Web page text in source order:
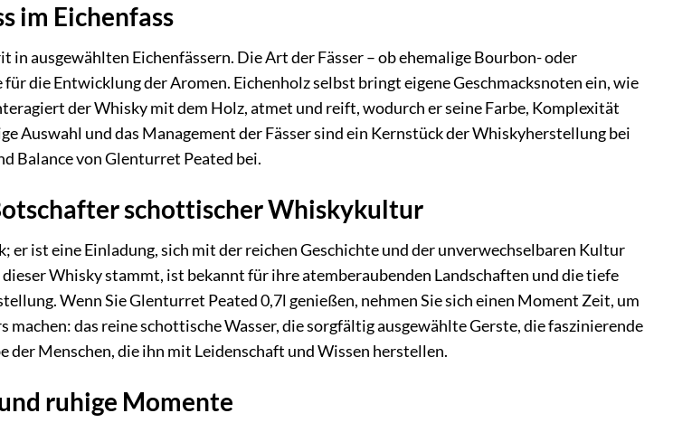
im Eichenfass
ausgewählten Eichenfässern. Die Art der Fässer – ob ehemalige Bourbon- oder
die Entwicklung der Aromen. Eichenholz selbst bringt eigene Geschmacksnoten ein, wie
der Whisky mit dem Holz, atmet und reift, wodurch er seine Farbe, Komplexität
Auswahl und das Management der Fässer sind ein Kernstück der Whiskyherstellung bei
Balance von Glenturret Peated bei.
schottischer Whiskykultur
er ist eine Einladung, sich mit der reichen Geschichte und der unverwechselbaren Kultur
Whisky stammt, ist bekannt für ihre atemberaubenden Landschaften und die tiefe
Wenn Sie Glenturret Peated 0,7l genießen, nehmen Sie sich einen Moment Zeit, um
machen: das reine schottische Wasser, die sorgfältig ausgewählte Gerste, die faszinierende
der Menschen, die ihn mit Leidenschaft und Wissen herstellen.
ruhige Momente